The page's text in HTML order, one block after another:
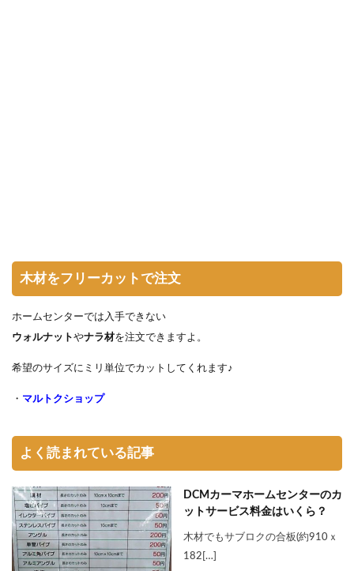
木材をフリーカットで注文
ホームセンターでは入手できない
ウォルナットやナラ材を注文できますよ。
希望のサイズにミリ単位でカットしてくれます♪
・ マルトクショップ
よく読まれている記事
DCMカーマホームセンターのカ
ットサービス料金はいくら？
木材でもサブロクの合板(約910ｘ
182[…]